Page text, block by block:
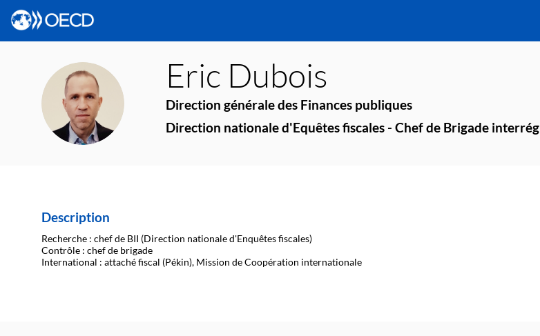
ED
Eric Dubois
Direction générale des Finances publiques
Direction nationale d'Equêtes fiscales - Chef de Brigade
Description
Recherche : chef de BII (Direction nationale d'Enquêtes fiscales)
Contrôle : chef de brigade
International : attaché fiscal (Pékin), Mission de Coopération internationale